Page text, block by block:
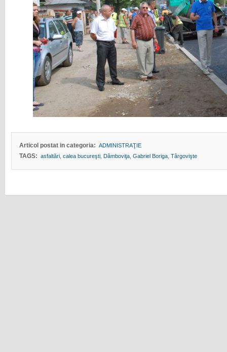
Articol postat in categoria: ADMINISTRAŢIE
TAGS: asfaltări, calea bucureşti, Dâmboviţa, Gabriel Boriga, Târgovişte